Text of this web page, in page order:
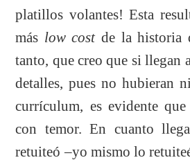
platillos volantes! Esta
más low costde la historia
tanto, que creo que si llegan
detalles, pues no hubieran
currículum, es evidente
con temor. En cuanto
retuiteó –yo mismo lo